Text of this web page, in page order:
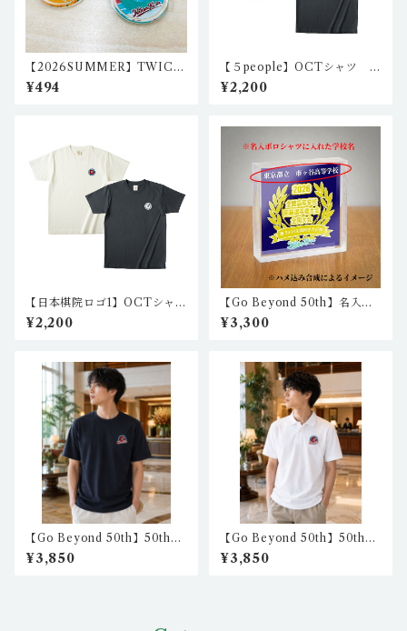
【2026SUMMER】TWICE
目印アクリルチャーム2（２個
セット） igo-ch-02,igo-c
¥494
【５people】OCTシャツ I
C-CT-N101,2（2カラー）
¥2,200
【日本棋院ロゴ1】OCTシャ
ツ IA-CT-N101,2（2カラ
ー）
¥2,200
【Go Beyond 50th】名入れ5
0th記念アクリルブロック（ペ
ーパーウェイト）※名入ポロ
¥3,300
【Go Beyond 50th】50th
ハイクオリティTシャツ1（ブ
ラック） nkc-ht-04
¥3,850
【Go Beyond 50th】50th
ドライ ポロシャツ1（ホワイ
ト） nkc-ps-07
¥3,850